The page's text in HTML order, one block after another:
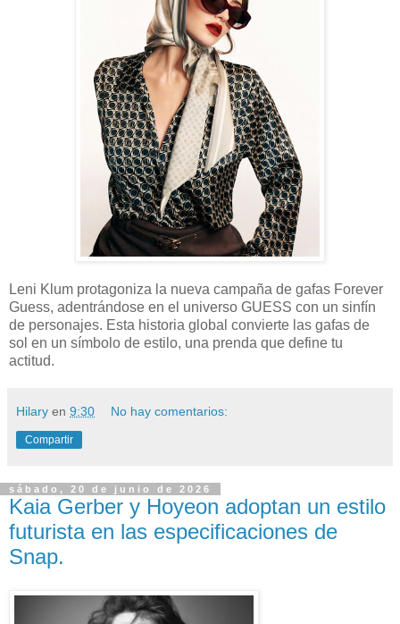
Leni Klum protagoniza la nueva campaña de gafas Forever
Guess, adentrándose en el universo GUESS con un sinfín
de personajes. Esta historia global convierte las gafas de
sol en un símbolo de estilo, una prenda que define tu
actitud.
Hilary en 9:30 No hay comentarios:
Compartir
sábado, 20 de junio de 2026
Kaia Gerber y Hoyeon adoptan un estilo
futurista en las especificaciones de
Snap.